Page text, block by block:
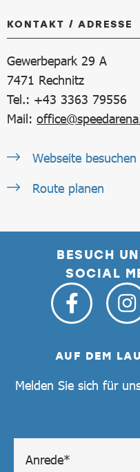
KONTAKT / ADRESSE
Gewerbepark 29 A
7471 Rechnitz
Tel.: +43 3363 79556
Mail:
Webseite besuchen
Route planen
BESUCH
SOCIAL
AUF DEM
Melden Sie sich für